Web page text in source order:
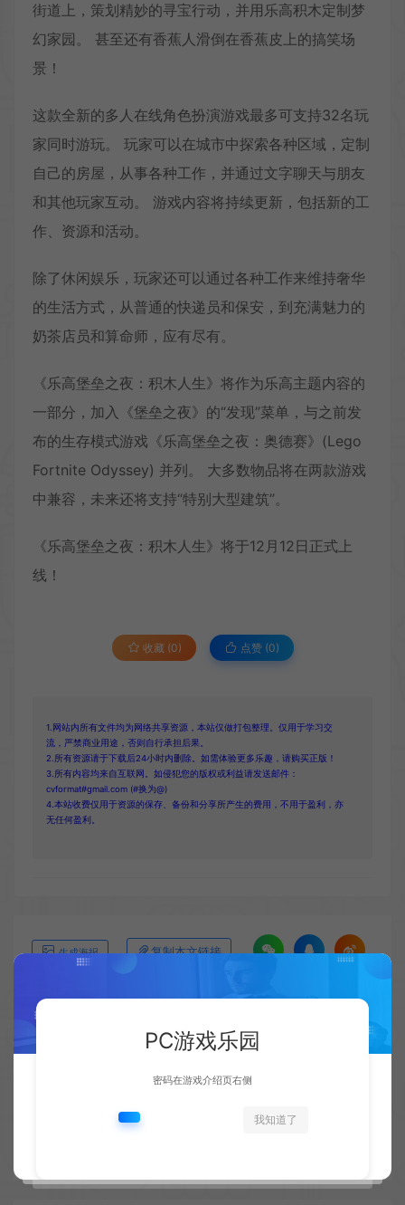
街道上，策划精妙的寻宝行动，并用乐高积木定制梦
幻家园。 甚至还有香蕉人滑倒在香蕉皮上的搞笑场
景！
这款全新的多人在线角色扮演游戏最多可支持32名玩
家同时游玩。 玩家可以在城市中探索各种区域，定制
自己的房屋，从事各种工作，并通过文字聊天与朋友
和其他玩家互动。 游戏内容将持续更新，包括新的工
作、资源和活动。
除了休闲娱乐，玩家还可以通过各种工作来维持奢华
的生活方式，从普通的快递员和保安，到充满魅力的
奶茶店员和算命师，应有尽有。
《乐高堡垒之夜：积木人生》将作为乐高主题内容的
一部分，加入《堡垒之夜》的“发现”菜单，与之前发
布的生存模式游戏《乐高堡垒之夜：奥德赛》(Lego
Fortnite Odyssey) 并列。 大多数物品将在两款游戏
中兼容，未来还将支持“特别大型建筑”。
《乐高堡垒之夜：积木人生》将于12月12日正式上
线！
收藏 (0) 点赞 (0)
1.网站内所有文件均为网络共享资源，本站仅做打包整理。仅用于学习交
流，严禁商业用途，否则自行承担后果。
2.所有资源请于下载后24小时内删除。如需体验更多乐趣，请购买正版！
3.所有内容均来自互联网。如侵犯您的版权或利益请发送邮件：
cvformat#gmail.com (#换为@)
4.本站收费仅用于资源的保存、备份和分享所产生的费用，不用于盈利，亦
无任何盈利。
生成海报 复制本文链接
下一篇：
PC游戏乐园
密码在游戏介绍页右侧
我知道了